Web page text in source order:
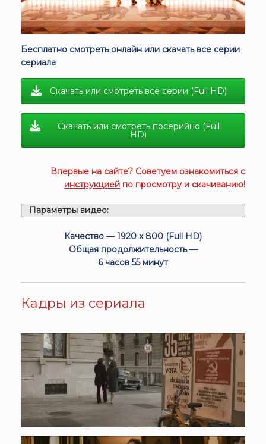
Бесплатно смотреть онлайн или скачать все серии
сериала
Скачать или смотреть все серии (Full HD)
Скачать или смотреть посерийно (Full
HD)
Впервые на сайте? Советуем ознакомиться с
инструкцией по просмотру и скачиванию!
Параметры видео:
Качество — 1920 x 800 (Full HD)
Общая продолжительность —
6 часов 55 минут
Кадры из сериала